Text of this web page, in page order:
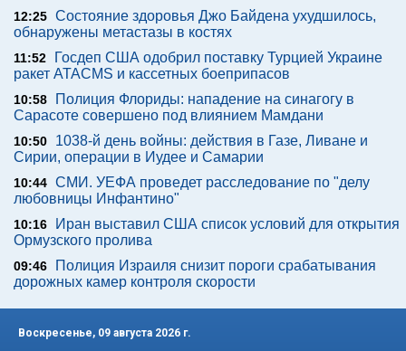
12:25 Состояние здоровья Джо Байдена ухудшилось,
обнаружены метастазы в костях
11:52
Госдеп США одобрил поставку Турцией Украине
ракет ATACMS и кассетных боеприпасов
10:58
Полиция Флориды: нападение на синагогу в
Сарасоте совершено под влиянием Мамдани
10:50
1038-й день войны: действия в Газе, Ливане и
Сирии, операции в Иудее и Самарии
10:44 СМИ. УЕФА проведет расследование по "делу
любовницы Инфантино"
10:16
Иран выставил США список условий для открытия
Ормузского пролива
09:46
Полиция Израиля снизит пороги срабатывания
дорожных камер контроля скорости
Воскресенье, 09 августа 2026 г.